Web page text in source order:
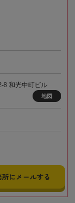
8 和光中町ビル
地図
にメールする